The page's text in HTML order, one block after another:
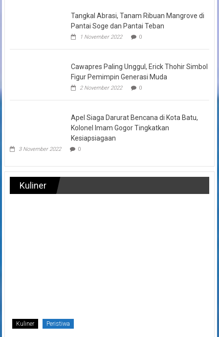
Tangkal Abrasi, Tanam Ribuan Mangrove di
Pantai Soge dan Pantai Teban
1 November 2022 0
Cawapres Paling Unggul, Erick Thohir Simbol
Figur Pemimpin Generasi Muda
2 November 2022 0
Apel Siaga Darurat Bencana di Kota Batu,
Kolonel Imam Gogor Tingkatkan
Kesiapsiagaan
3 November 2022 0
Kuliner
Kuliner Peristiwa